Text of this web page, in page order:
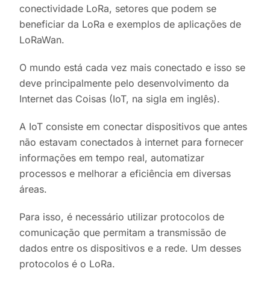
conectividade LoRa, setores que podem se
beneficiar da LoRa e exemplos de aplicações de
LoRaWan.
O mundo está cada vez mais conectado e isso se
deve principalmente pelo desenvolvimento da
Internet das Coisas (IoT, na sigla em inglês).
A IoT consiste em conectar dispositivos que antes
não estavam conectados à internet para fornecer
informações em tempo real, automatizar
processos e melhorar a eficiência em diversas
áreas.
Para isso, é necessário utilizar protocolos de
comunicação que permitam a transmissão de
dados entre os dispositivos e a rede. Um desses
protocolos é o LoRa.